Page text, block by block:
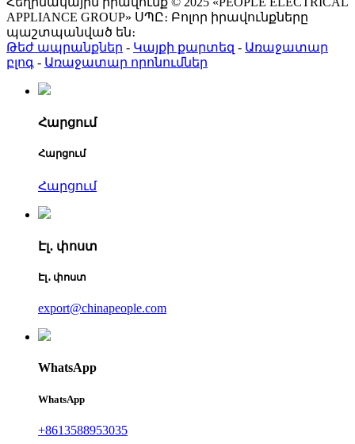
APPLIANCE GROUP» ՍՊԸ։ Բոլոր իրավունքները
պաշտպանված են։
Թեժ ապրանքներ - Կայքի քարտեզ - Առաջատար
բլոգ - Առաջատար որոնումներ
Հարցում
Հարցում
Հարցում
Էլ․ փոստ
Էլ․ փոստ
export@chinapeople.com
WhatsApp
WhatsApp
+8613588953035